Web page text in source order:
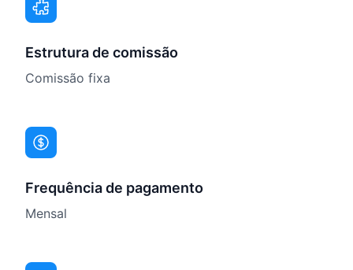
Estrutura de comissão
Comissão fixa
Frequência de pagamento
Mensal